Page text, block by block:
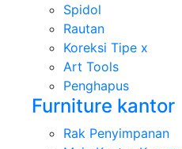
Spidol
Rautan
Koreksi Tipe x
Art Tools
Penghapus
Furniture kantor
Rak Penyimpanan